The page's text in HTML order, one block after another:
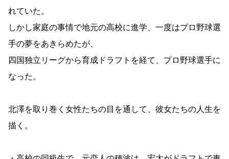
れていた。
しかし家庭の事情で地元の高校に進学、一度はプロ野球選
手の夢をあきらめたが、
四国独立リーグから育成ドラフトを経て、プロ野球選手に
なった。
北澤を取り巻く女性たちの目を通して、彼女たちの人生を
描く。